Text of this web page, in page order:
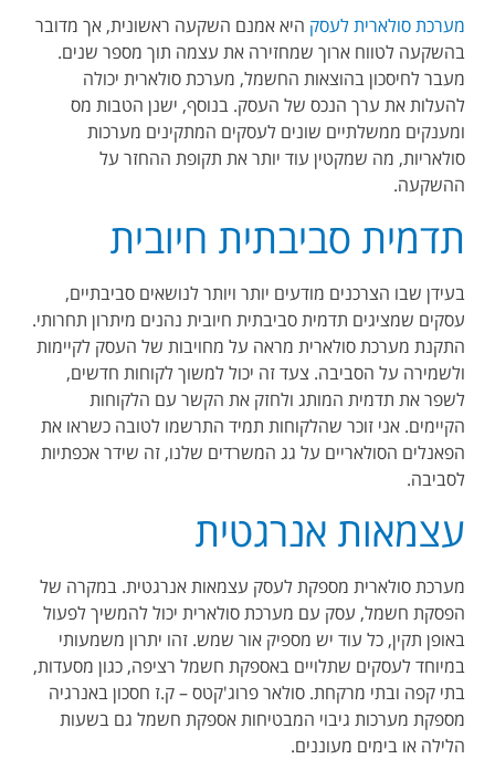
מערכת סולארית לעסק היא אמנם השקעה ראשונית, אך מדובר
בהשקעה לטווח ארוך שמחזירה את עצמה תוך מספר שנים.
מעבר לחיסכון בהוצאות החשמל, מערכת סולארית יכולה
להעלות את ערך הנכס של העסק. בנוסף, ישנן הטבות מס
ומענקים ממשלתיים שונים לעסקים המתקינים מערכות
סולאריות, מה שמקטין עוד יותר את תקופת ההחזר על
ההשקעה.
תדמית סביבתית חיובית
בעידן שבו הצרכנים מודעים יותר ויותר לנושאים סביבתיים,
עסקים שמציגים תדמית סביבתית חיובית נהנים מיתרון תחרותי.
התקנת מערכת סולארית מראה על מחויבות של העסק לקיימות
ולשמירה על הסביבה. צעד זה יכול למשוך לקוחות חדשים,
לשפר את תדמית המותג ולחזק את הקשר עם הלקוחות
הקיימים. אני זוכר שהלקוחות תמיד התרשמו לטובה כשראו את
הפאנלים הסולאריים על גג המשרדים שלנו, זה שידר אכפתיות
לסביבה.
עצמאות אנרגטית
מערכת סולארית מספקת לעסק עצמאות אנרגטית. במקרה של
הפסקת חשמל, עסק עם מערכת סולארית יכול להמשיך לפעול
באופן תקין, כל עוד יש מספיק אור שמש. זהו יתרון משמעותי
במיוחד לעסקים שתלויים באספקת חשמל רציפה, כגון מסעדות,
בתי קפה ובתי מרקחת. סולאר פרוג'קטס – ק.ז חסכון באנרגיה
מספקת מערכות גיבוי המבטיחות אספקת חשמל גם בשעות
הלילה או בימים מעוננים.